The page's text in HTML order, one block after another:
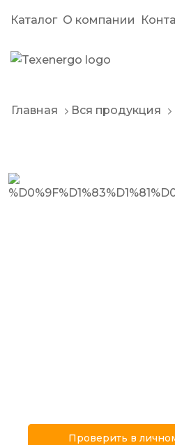
Каталог О компании
Главная Вся продукция
Проверить в